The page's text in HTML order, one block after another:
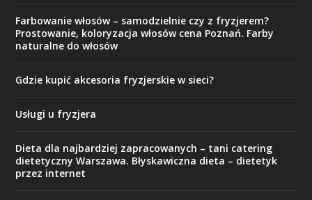
Farbowanie włosów – samodzielnie czy z fryzjerem?
Prostowanie, koloryzacja włosów cena Poznań. Farby
naturalne do włosów
Gdzie kupić akcesoria fryzjerskie w sieci?
Usługi u fryzjera
Dieta dla najbardziej zapracowanych – tani catering
dietetyczny Warszawa. Błyskawiczna dieta – dietetyk
przez internet